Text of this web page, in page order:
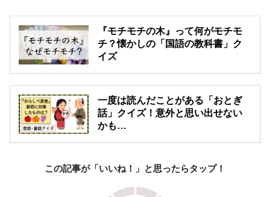
『モチモチの木』って何がモチモ
チ？懐かしの「国語の教科書」ク
イズ
一度は読んだことがある「おとぎ
話」クイズ！意外と思い出せない
かも…
この記事が「いいね！」と思ったらタップ！